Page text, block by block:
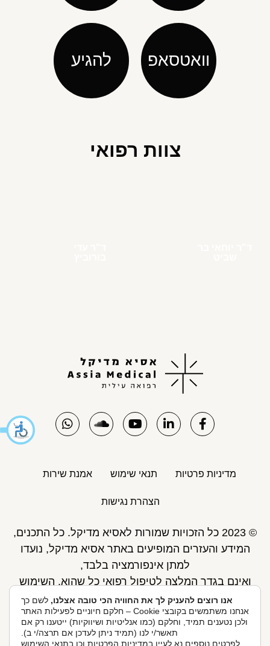
וואטסאפ להגיע
צוות רפואי
מדיניות פרטיות תנאי שימוש אמנת שירות
הצהרת נגישות
© 2023 כל הזכויות שמורות לאסיא מדיקל. כל התכנים,
המידע והעזרים המופיעים באתר אסיא מדיקל, נועדו
למתן אינפורמציה בלבד,
ואינם בגדר המלצה לטיפול רפואי כל שהוא. השימוש
באתר כפוף לתנאי השימוש ואינו מחליף את אחריות
הגולש לקבלת ייעוץ ע"י רופא.
פיתוח אתר: Skymaster
אנו רוצים להעניק לך את החוויה הכי טובה אצלנו, לשם כך
אנחנו משתמשים בקובצי Cookie – חלקם חיוניים לפעילות האתר
ולכן נטענים תמיד, וחלקם (כמו אנליטיות ושיווקיות) ייטענו רק אם
תאשר/י לנו (תמיד ניתן לעדכן אם תרצה/י ב).
לפרטים נוספים נא לעיין במדיניות הפרטיות וכן בתנאי השימוש